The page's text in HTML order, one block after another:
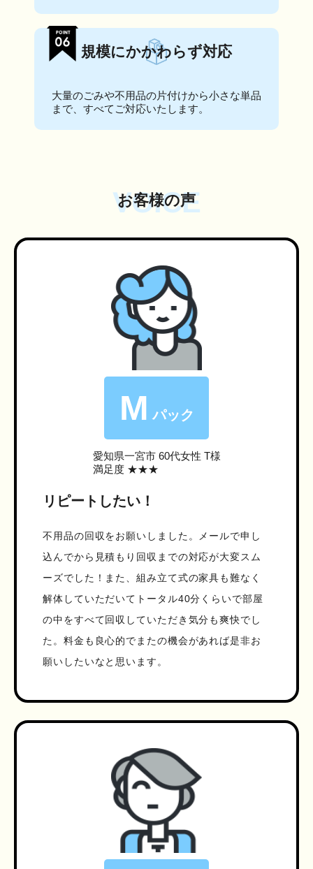
規模にかかわらず対応
大量のごみや不用品の片付けから小さな単品
まで、すべてご対応いたします。
VOICE
お客様の声
M パック
愛知県一宮市60代女性 T様
満足度 ★★★
リピートしたい！
不用品の回収をお願いしました。メールで申し
込んでから見積もり回収までの対応が大変スム
ーズでした！また、組み立て式の家具も難なく
解体していただいてトータル40分くらいで部屋
の中をすべて回収していただき気分も爽快でし
た。料金も良心的でまたの機会があれば是非お
願いしたいなと思います。